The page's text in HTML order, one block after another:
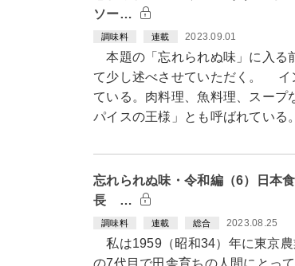
ソー…
調味料 連載 2023.09.01
本題の「忘れられぬ味」に入る
て少し述べさせていただく。 イ
ている。肉料理、魚料理、スープ
パイスの王様」とも呼ばれてい
忘れられぬ味・令和編（6）日本
長 …
調味料 連載 総合 2023.08.25
私は1959（昭和34）年に東京